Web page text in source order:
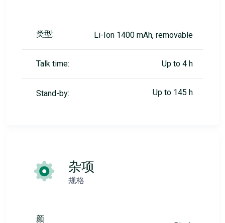
类型: Li-Ion 1400 mAh, removable
Talk time: Up to 4 h
Stand-by: Up to 145 h
杂项
规格
颜